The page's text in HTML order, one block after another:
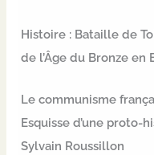
Histoire : Bataille de
de l’Âge du Bronze en
Le communisme
Esquisse d’une proto-
Sylvain Roussillon